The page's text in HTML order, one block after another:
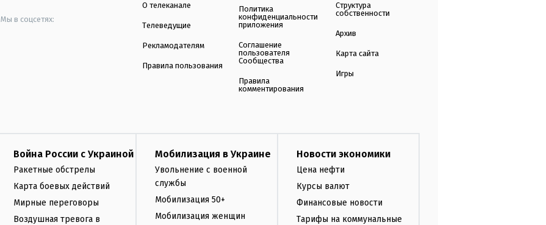
Мы в соцсетях:
О телеканале
Телеведущие
Рекламодателям
Правила пользования
Политика
конфиденциальности
приложения
Соглашение
пользователя
Сообщества
Правила
комментирования
Структура
собственности
Архив
Карта сайта
Игры
Война России с Украиной
Ракетные обстрелы
Карта боевых действий
Мирные переговоры
Воздушная тревога в
Мобилизация в Украине
Увольнение с военной
службы
Мобилизация 50+
Мобилизация женщин
Новости экономики
Цена нефти
Курсы валют
Финансовые новости
Тарифы на коммунальные